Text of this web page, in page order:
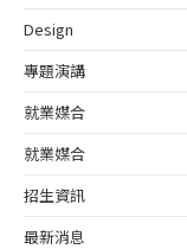
Design
專題演講
就業媒合
就業媒合
招生資訊
最新消息